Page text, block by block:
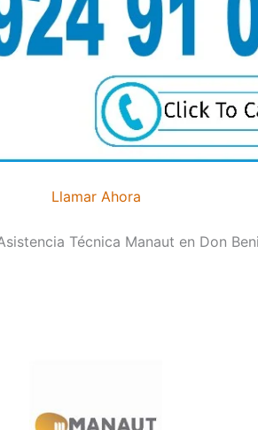
Llamar Ahora
Técnica Manaut en Don